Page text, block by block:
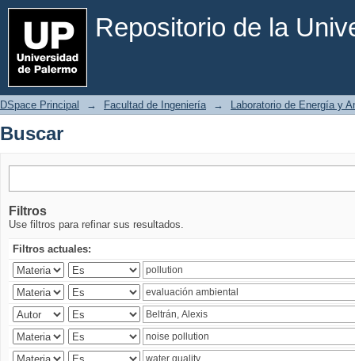
Repositorio de la
Buscar
DSpace Principal → Facultad de Ingeniería → Laboratorio de Energía y
Buscar
Filtros
Use filtros para refinar sus resultados.
Filtros actuales: